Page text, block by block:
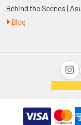
Behind the Scenes |
Blog